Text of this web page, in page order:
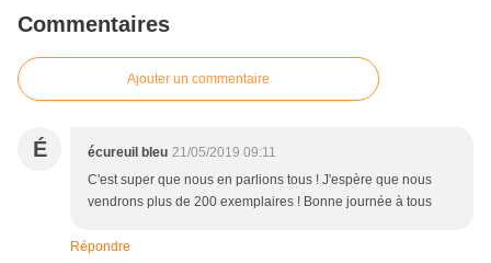
Commentaires
Ajouter un commentaire
É écureuil bleu 21/05/2019 09:11
C'est super que nous en parlions tous ! J'espère que nous
vendrons plus de 200 exemplaires ! Bonne journée à tous
Répondre